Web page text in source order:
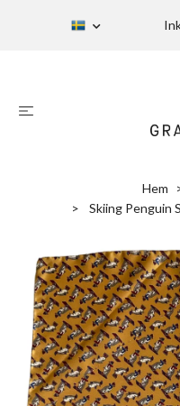
Hem
Skiing Penguin